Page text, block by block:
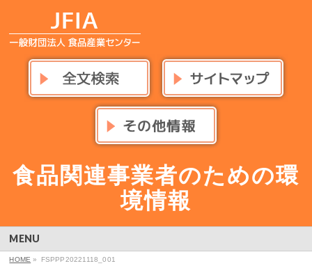
食品関連事業者のための環
境情報
MENU
HOME » FSPPP20221118_001